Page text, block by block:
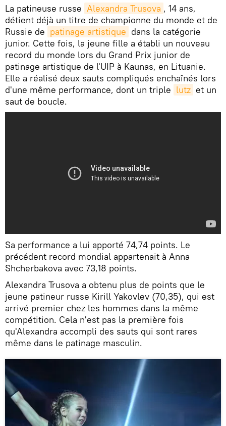
La patineuse russe Alexandra Trusova , 14 ans,
détient déjà un titre de championne du monde et de
Russie de patinage artistique dans la catégorie
junior. Cette fois, la jeune fille a établi un nouveau
record du monde lors du Grand Prix junior de
patinage artistique de l'UIP à Kaunas, en Lituanie.
Elle a réalisé deux sauts compliqués enchaînés lors
d'une même performance, dont un triple lutz et un
saut de boucle.
Sa performance a lui apporté 74,74 points. Le
précédent record mondial appartenait à Anna
Shcherbakova avec 73,18 points.
Alexandra Trusova a obtenu plus de points que le
jeune patineur russe Kirill Yakovlev (70,35), qui est
arrivé premier chez les hommes dans la même
compétition. Cela n'est pas la première fois
qu'Alexandra accompli des sauts qui sont rares
même dans le patinage masculin.